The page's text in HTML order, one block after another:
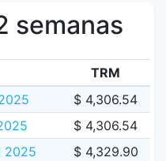
semanas
TRM
$ 4,306.54
$ 4,306.54
2025
$ 4,329.90